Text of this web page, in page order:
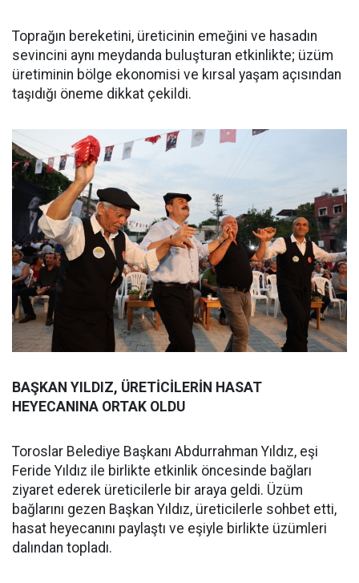
Toprağın bereketini, üreticinin emeğini ve hasadın
sevincini aynı meydanda buluşturan etkinlikte; üzüm
üretiminin bölge ekonomisi ve kırsal yaşam açısından
taşıdığı öneme dikkat çekildi.
BAŞKAN YILDIZ, ÜRETİCİLERİN HASAT
HEYECANINA ORTAK OLDU
Toroslar Belediye Başkanı Abdurrahman Yıldız, eşi
Feride Yıldız ile birlikte etkinlik öncesinde bağları
ziyaret ederek üreticilerle bir araya geldi. Üzüm
bağlarını gezen Başkan Yıldız, üreticilerle sohbet etti,
hasat heyecanını paylaştı ve eşiyle birlikte üzümleri
dalından topladı.